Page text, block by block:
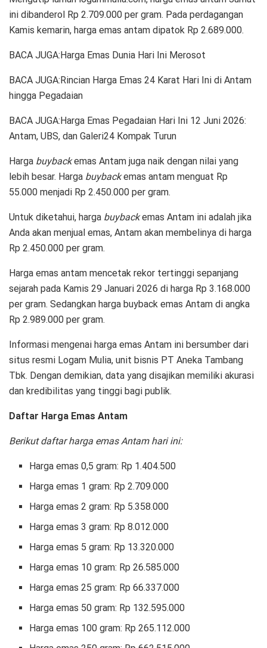
ini dibanderol Rp 2.709.000 per gram. Pada perdagangan
Kamis kemarin, harga emas antam dipatok Rp 2.689.000.
BACA JUGA:Harga Emas Dunia Hari Ini Merosot
BACA JUGA:Rincian Harga Emas 24 Karat Hari Ini di Antam
hingga Pegadaian
BACA JUGA:Harga Emas Pegadaian Hari Ini 12 Juni 2026:
Antam, UBS, dan Galeri24 Kompak Turun
Harga buybackemas Antam juga naik dengan nilai yang
lebih besar. Harga buybackemas antam menguat Rp
55.000 menjadi Rp 2.450.000 per gram.
Untuk diketahui, harga buybackemas Antam ini adalah jika
Anda akan menjual emas, Antam akan membelinya di harga
Rp 2.450.000 per gram.
Harga emas antam mencetak rekor tertinggi sepanjang
sejarah pada Kamis 29 Januari 2026 di harga Rp 3.168.000
per gram. Sedangkan harga buyback emas Antam di angka
Rp 2.989.000 per gram.
Informasi mengenai harga emas Antam ini bersumber dari
situs resmi Logam Mulia, unit bisnis PT Aneka Tambang
Tbk. Dengan demikian, data yang disajikan memiliki akurasi
dan kredibilitas yang tinggi bagi publik.
Daftar Harga Emas Antam
Berikut daftar harga emas Antam hari ini:
Harga emas 0,5 gram: Rp 1.404.500
Harga emas 1 gram: Rp 2.709.000
Harga emas 2 gram: Rp 5.358.000
Harga emas 3 gram: Rp 8.012.000
Harga emas 5 gram: Rp 13.320.000
Harga emas 10 gram: Rp 26.585.000
Harga emas 25 gram: Rp 66.337.000
Harga emas 50 gram: Rp 132.595.000
Harga emas 100 gram: Rp 265.112.000